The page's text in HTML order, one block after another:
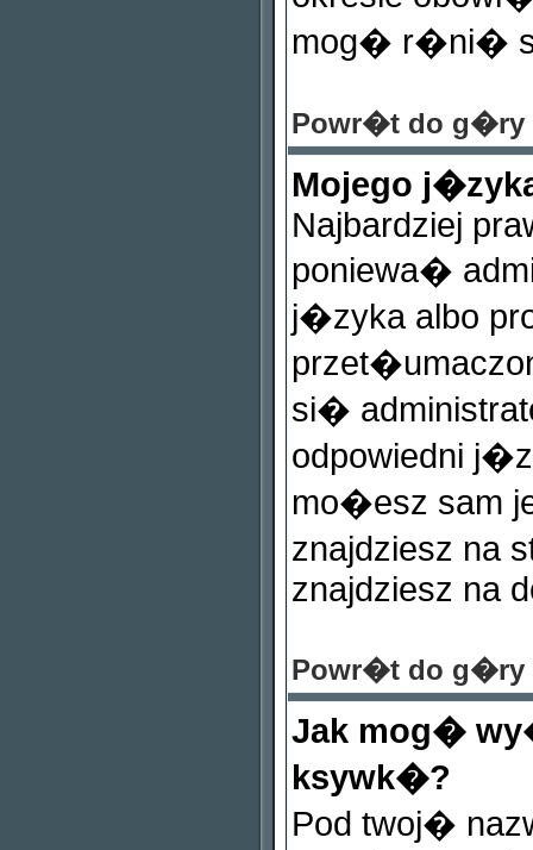
mog� r�ni�
Powr�t do g�ry
Mojego
Najbardziej
poniewa�
j�zyka albo
si�
odpowiedni
mo�esz sam
znajdziesz na
znajdziesz na
Powr�t do g�ry
Jak mog�
ksywk�?
Pod twoj�